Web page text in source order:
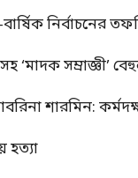
নির্বাচনের
‘মাদক সম্রাজ্ঞী’
শারমিন:
হত্যা